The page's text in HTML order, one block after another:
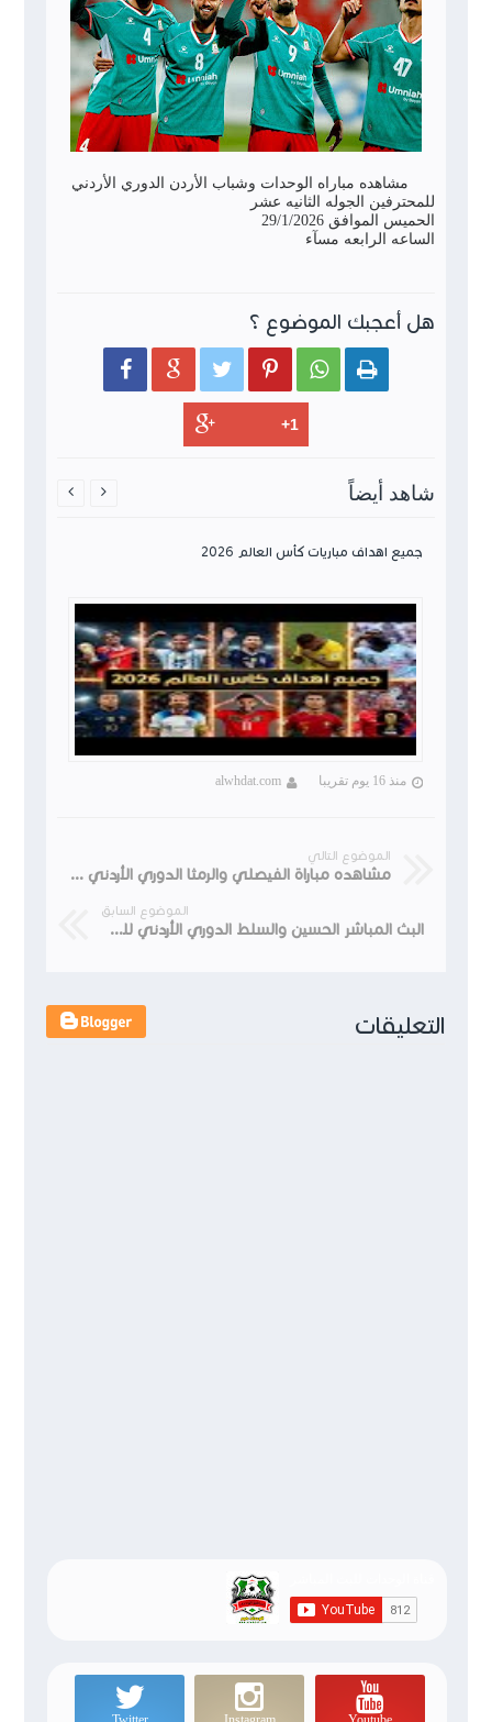
مشاهده مباراه الوحدات وشباب الأردن الدوري الأردني
للمحترفين الجوله الثانيه عشر
الحميس الموافق 29/1/2026
الساعه الرابعه مسآء
هل أعجبك الموضوع ؟
     
شاهد أيضاً
جميع اهداف مباريات كأس العالم 2026
منذ 16 يوم تقريبا alwhdat.com
 
الموضوع التالي
مشاهده مباراة الفيصلي والرمثا الدوري الأردني للمحترفين الإسبوع 12
الموضوع السابق
البث المباشر الحسين والسلط الدوري الأردني للمحترفين CFI
التعليقات